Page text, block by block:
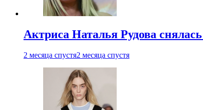
Актриса Наталья Рудова
2 месяца спустя2 месяца спустя